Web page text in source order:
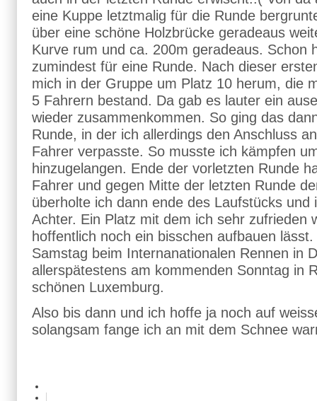
eine Kuppe letztmalig für die Runde
über eine schöne Holzbrücke geradeaus
Kurve rum und ca. 200m geradeaus. Schon
zumindest für eine Runde. Nach dieser
mich in der Gruppe um Platz 10 herum, die
5 Fahrern bestand. Da gab es lauter ein
wieder zusammenkommen. So ging das
Runde, in der ich allerdings den Anschluss
Fahrer verpasste. So musste ich kämpfen
hinzugelangen. Ende der vorletzten Runde
Fahrer und gegen Mitte der letzten Runde
überholte ich dann ende des Laufstücks und
Achter. Ein Platz mit dem ich sehr zufrieden
hoffentlich noch ein bisschen aufbauen
Samstag beim Internanationalen Rennen in
allerspätestens am kommenden Sonntag in
schönen Luxemburg.
Also bis dann und ich hoffe ja noch auf
solangsam fange ich an mit dem Schnee